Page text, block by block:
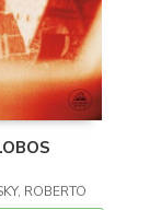
ROBERTO